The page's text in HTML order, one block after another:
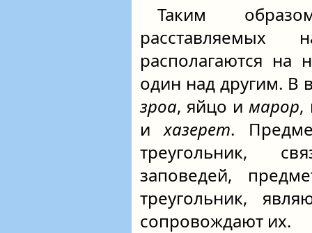
Таким
располагаются на
один над другим. В
зроа, яйцо имарор,
ихазерет.
треугольник,
заповедей,
треугольник,
сопровождают их.